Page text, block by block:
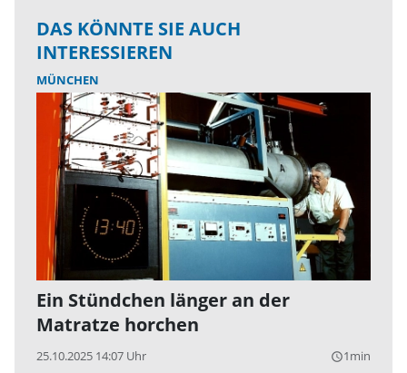
DAS KÖNNTE SIE AUCH
INTERESSIEREN
MÜNCHEN
Ein Stündchen länger an der
Matratze horchen
25.10.2025 14:07 Uhr query_builder1min